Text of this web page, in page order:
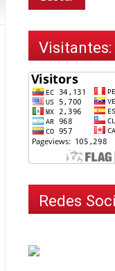
Visitantes:
Redes